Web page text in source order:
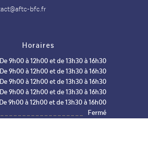
bfc.fr
Horaires
De 9h00 à 12h00 et de 13h30 à 16h30
De 9h00 à 12h00 et de 13h30 à 16h30
De 9h00 à 12h00 et de 13h30 à 16h30
De 9h00 à 12h00 et de 13h30 à 16h30
De 9h00 à 12h00 et de 13h30 à 16h00
Fermé